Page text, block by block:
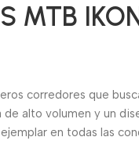
MTB
corredores que
alto volumen y un
en todas las